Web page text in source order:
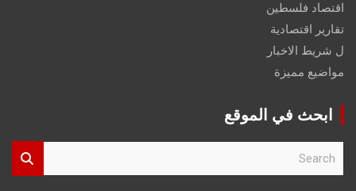
اقتصاد فلسطين
تقارير اقتصادية
ل شريط الاخبار
مواضيع مميزة
ابحث في الموقع